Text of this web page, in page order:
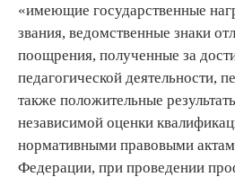
«имеющие государственные
звания, ведомственные знаки
поощрения, полученные за
педагогической деятельности,
также положительные
независимой оценки
нормативными правовыми
Федерации, при проведении